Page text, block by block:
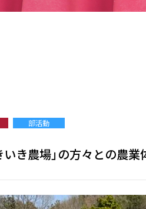
部活動
き農場」の方々との農業